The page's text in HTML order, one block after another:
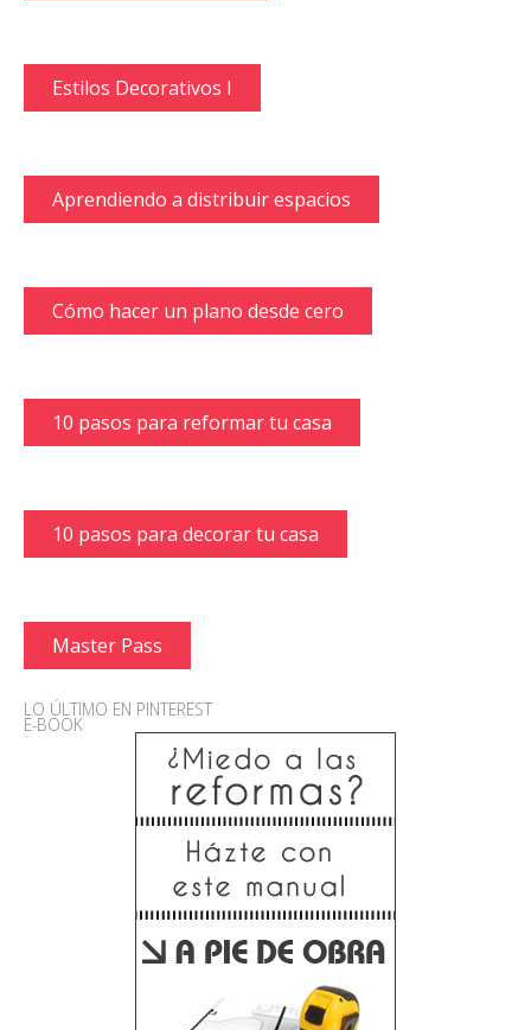
Estilos Decorativos I
Aprendiendo a distribuir espacios
Cómo hacer un plano desde cero
10 pasos para reformar tu casa
10 pasos para decorar tu casa
Master Pass
LO ÚLTIMO EN PINTEREST
E-BOOK